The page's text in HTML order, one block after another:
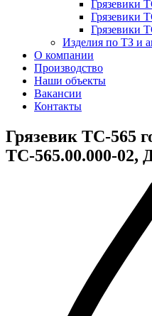
Грязевики
Грязевики
Грязевики
Изделия по ТЗ и
О компании
Производство
Наши объекты
Вакансии
Контакты
Грязевик ТС-565
ТС-565.00.000-02,